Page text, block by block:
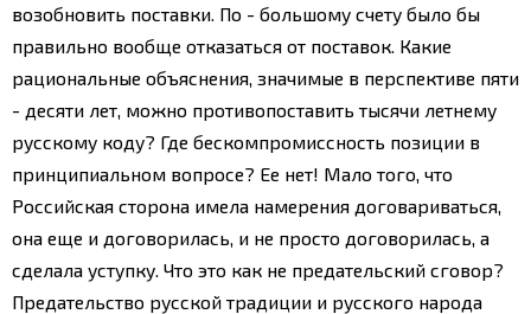
возобновить поставки. По - большому счету было бы
правильно вообще отказаться от поставок. Какие
рациональные объяснения, значимые в перспективе пяти
- десяти лет, можно противопоставить тысячи летнему
русскому коду? Где бескомпромиссность позиции в
принципиальном вопросе? Ее нет! Мало того, что
Российская сторона имела намерения договариваться,
она еще и договорилась, и не просто договорилась, а
сделала уступку. Что это как не предательский сговор?
Предательство русской традиции и русского народа